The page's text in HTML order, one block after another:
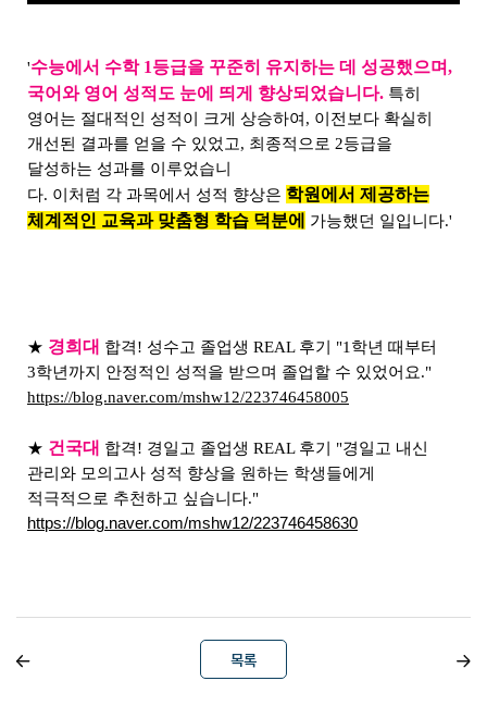
'수능에서 수학 1등급을 꾸준히 유지하는 데 성공했으며,
국어와 영어 성적도 눈에 띄게 향상되었습니다. 특히
영어는 절대적인 성적이 크게 상승하여, 이전보다 확실히
개선된 결과를 얻을 수 있었고, 최종적으로 2등급을
달성하는 성과를 이루었습니
다. 이처럼 각 과목에서 성적 향상은 학원에서 제공하는
체계적인 교육과 맞춤형 학습 덕분에
가능했던 일입니다.'
★ 경희대 합격! 성수고 졸업생 REAL 후기 "1학년 때부터
3학년까지 안정적인 성적을 받으며 졸업할 수 있었어요."
https://blog.naver.com/mshw12/223746458005
★ 건국대 합격! 경일고 졸업생 REAL 후기 "경일고 내신
관리와 모의고사 성적 향상을 원하는 학생들에게
적극적으로 추천하고 싶습니다."
https://blog.naver.com/mshw12/223746458630
목록